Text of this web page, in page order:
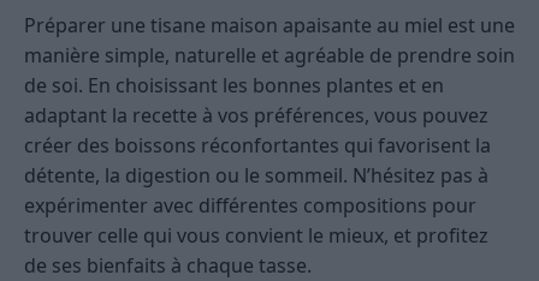
Préparer une tisane maison apaisante au miel est une
manière simple, naturelle et agréable de prendre soin
de soi. En choisissant les bonnes plantes et en
adaptant la recette à vos préférences, vous pouvez
créer des boissons réconfortantes qui favorisent la
détente, la digestion ou le sommeil. N’hésitez pas à
expérimenter avec différentes compositions pour
trouver celle qui vous convient le mieux, et profitez
de ses bienfaits à chaque tasse.